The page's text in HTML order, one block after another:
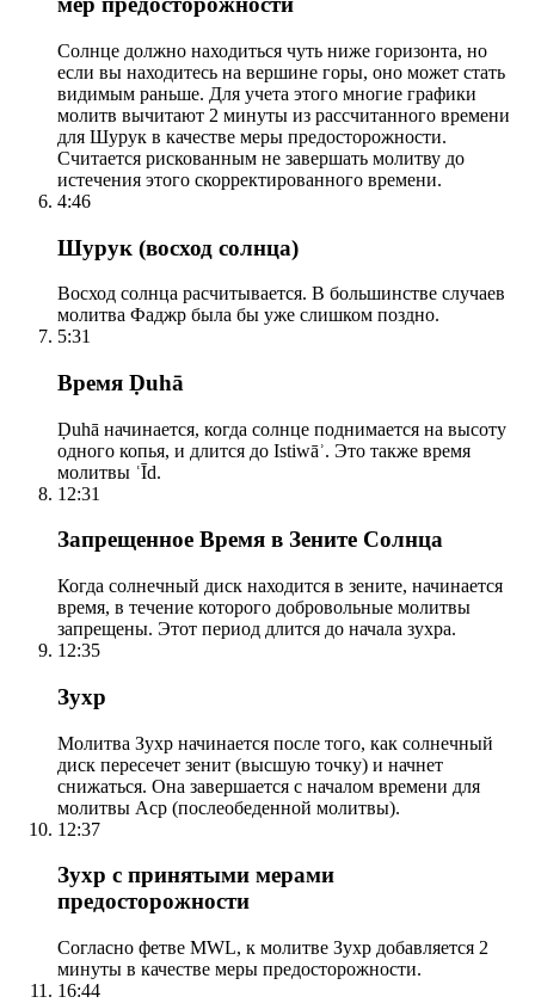
Солнце должно находиться чуть ниже горизонта, но
если вы находитесь на вершине горы, оно может стать
видимым раньше. Для учета этого многие графики
молитв вычитают 2 минуты из рассчитанного времени
для Шурук в качестве меры предосторожности.
Считается рискованным не завершать молитву до
истечения этого скорректированного времени.
4:46
Шурук (восход солнца)
Восход солнца расчитывается. В большинстве случаев
молитва Фаджр была бы уже слишком поздно.
5:31
Время Ḍuhā
Ḍuhā начинается, когда солнце поднимается на высоту
одного копья, и длится до Istiwāʾ. Это также время
молитвы ʿĪd.
12:31
Запрещенное Время в Зените Солнца
Когда солнечный диск находится в зените, начинается
время, в течение которого добровольные молитвы
запрещены. Этот период длится до начала зухра.
12:35
Зухр
Молитва Зухр начинается после того, как солнечный
диск пересечет зенит (высшую точку) и начнет
снижаться. Она завершается с началом времени для
молитвы Аср (послеобеденной молитвы).
12:37
Зухр с принятыми мерами
предосторожности
Согласно фетве MWL, к молитве Зухр добавляется 2
минуты в качестве меры предосторожности.
16:44